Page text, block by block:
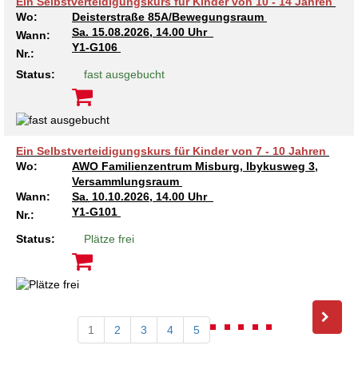
Wo:
Deisterstraße 85A/Bewegungsraum
Wann:
Sa. 15.08.2026, 14.00 Uhr
Nr.:
Y1-G106
Status: fast ausgebucht
Ein Selbstverteidigungskurs für Kinder von 7 - 10 Jahren
Wo:
AWO Familienzentrum Misburg, Ibykusweg 3,
Versammlungsraum
Wann:
Sa. 10.10.2026, 14.00 Uhr
Nr.:
Y1-G101
Status: Plätze frei
1 2 3 4 5